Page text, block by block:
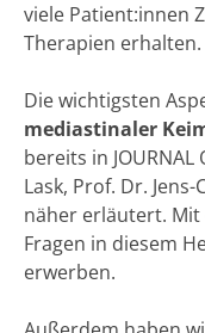
viele Patient:innen
Therapien erhalten.
Die wichtigsten
mediastinaler
bereits in JOURNAL
Lask, Prof. Dr.
näher erläutert. Mit
Fragen in diesem
erwerben.